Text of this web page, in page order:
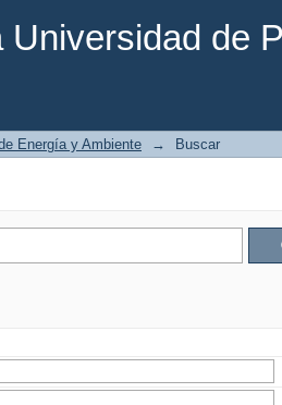
Universidad de
Energía y Ambiente → Buscar